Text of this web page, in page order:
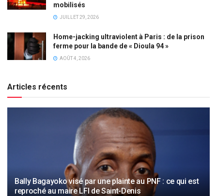
mobilisés
JUILLET 29, 2026
Home-jacking ultraviolent à Paris : de la prison
ferme pour la bande de « Dioula 94 »
AOÛT 4, 2026
Articles récents
Bally Bagayoko visé par une plainte au PNF : ce qui est
reproché au maire LFI de Saint-Denis